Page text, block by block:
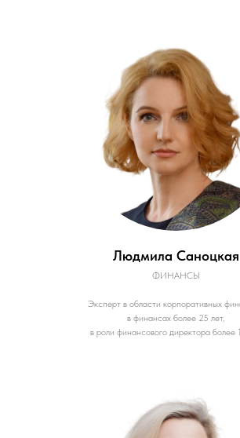
Людмила Саноцкая
ФИНАНСЫ
Эксперт в области корпоративных
в финансах более 25 лет,
в роли финансового директора более